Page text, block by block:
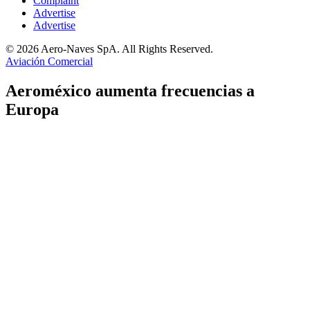
Advertise
Advertise
© 2026 Aero-Naves SpA. All Rights Reserved.
Aviación Comercial
Aeroméxico aumenta frecuencias a
Europa